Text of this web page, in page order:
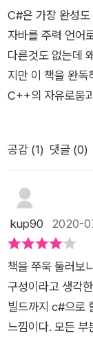
C#은 가장 완성
자바를 주력 언어
다른것도 없는데
지만 이 책을 완
C++의 자유로움
와 정말 모든것을
순한 짬뽕이 아니
담았다는 것이
는것 자체가 컴팩
이 있는 사람 모
공감 (1) 댓글 (0)
kup90 2020-
책을 쭈욱 둘러보
구성이라고 생각
빌드까지 c#으로
느낌이다. 모든 부